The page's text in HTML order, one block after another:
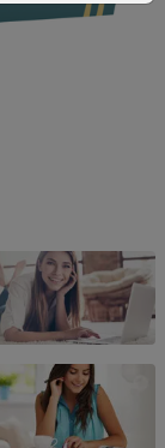
Statistik Cookies